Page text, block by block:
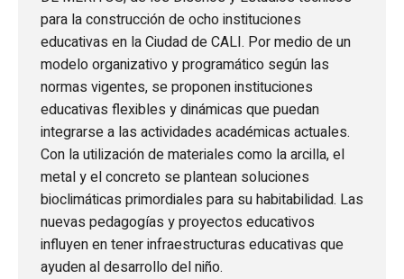
para la construcción de ocho instituciones
educativas en la Ciudad de CALI. Por medio de un
modelo organizativo y programático según las
normas vigentes, se proponen instituciones
educativas flexibles y dinámicas que puedan
integrarse a las actividades académicas actuales.
Con la utilización de materiales como la arcilla, el
metal y el concreto se plantean soluciones
bioclimáticas primordiales para su habitabilidad. Las
nuevas pedagogías y proyectos educativos
influyen en tener infraestructuras educativas que
ayuden al desarrollo del niño.